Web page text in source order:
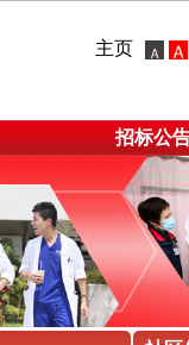
主页
招标公